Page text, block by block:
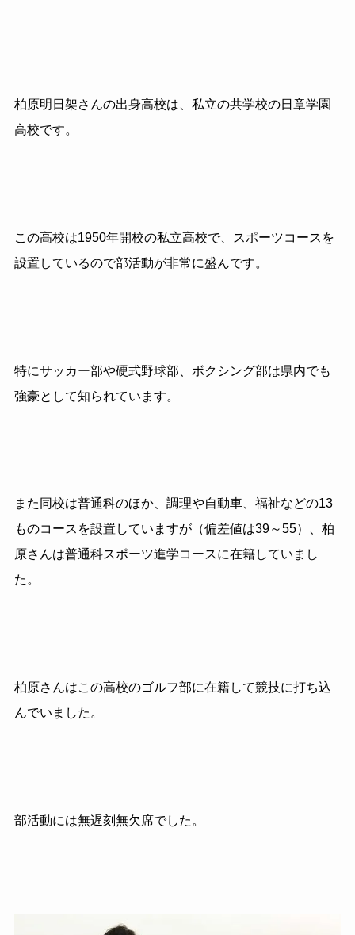
柏原明日架さんの出身高校は、私立の共学校の日章学園
高校です。
この高校は1950年開校の私立高校で、スポーツコースを
設置しているので部活動が非常に盛んです。
特にサッカー部や硬式野球部、ボクシング部は県内でも
強豪として知られています。
また同校は普通科のほか、調理や自動車、福祉などの13
ものコースを設置していますが（偏差値は39～55）、柏
原さんは普通科スポーツ進学コースに在籍していまし
た。
柏原さんはこの高校のゴルフ部に在籍して競技に打ち込
んでいました。
部活動には無遅刻無欠席でした。